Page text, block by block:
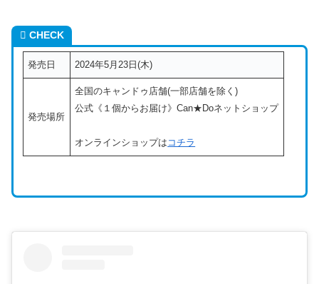
CHECK
発売日 2024年5月23日(木)
発売場所
全国のキャンドゥ店舗(一部店舗を除く)
公式《１個からお届け》Can★Doネットショップ
オンラインショップは コチラ